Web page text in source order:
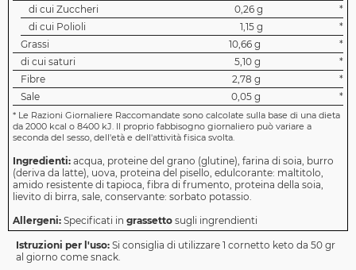
di cui Zuccheri
0,26 g
*
di cui Polioli
1,15 g
*
Grassi
10,66 g
*
di cui saturi
5,10 g
*
Fibre
2,78 g
*
Sale
0,05 g *
* Le Razioni Giornaliere Raccomandate sono calcolate sulla base di una dieta
da 2000 kcal o 8400 kJ. Il proprio fabbisogno giornaliero può variare a
seconda del sesso, dell'età e dell'attività fisica svolta.
Ingredienti: acqua, proteine del grano (glutine), farina di soia, burro
(deriva da latte), uova, proteina del pisello, edulcorante: maltitolo,
amido resistente di tapioca, fibra di frumento, proteina della soia,
lievito di birra, sale, conservante: sorbato potassio.
Allergeni: Specificati in grassetto sugli ingrendienti
Istruzioni per l'uso: Si consiglia di utilizzare 1 cornetto keto da 50 gr
al giorno come snack.